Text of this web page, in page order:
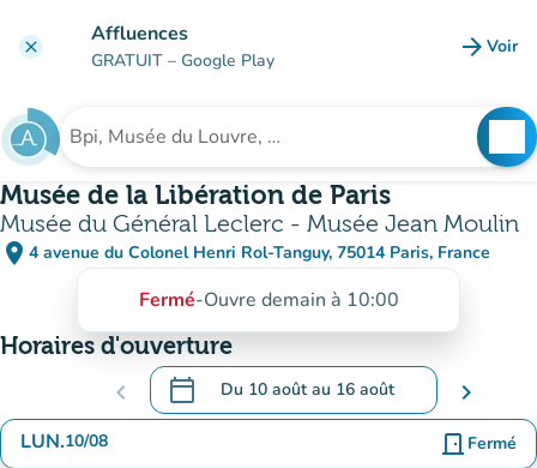
clear Affluences
GRATUIT – Google Play arrow_forward Voir
Rechercher un établissement
Musée de la Libération de Paris
Musée du Général Leclerc - Musée Jean Moulin
place 4 avenue du Colonel Henri Rol-Tanguy, 75014 Paris, France
(ouvrir dans Google Maps)
(nouvel onglet)
Fermé-Ouvre demain à 10:00
Horaires d'ouverture
chevron_left calendar_today Du 10 aoûtau 16 août
.Ouvrir le calendrier pour changer de
chevron_right
LUN.10/08 door_front Fermé